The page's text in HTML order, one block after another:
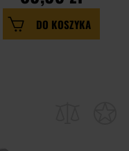
DO KOSZYKA